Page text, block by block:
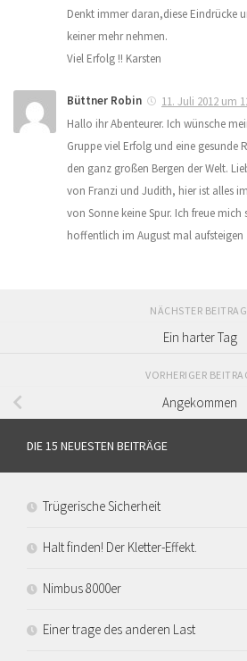
Denkt immer daran,diese Eindrücke
keiner mehr nehmen.
Viel Erfolg !! Karsten
Büttner Robin
11. Juli 2012 um
Hallo ihr Abenteurer. Ich wünsche
Gruppe viel Erfolg und eine gesunde
den ganz großen Bergen der Welt.
von Franzi und Judith, hier ist alles
von Sonne keine Spur. Ich freue
hoffentlich im August mal aufsteigen
NÄCHSTER BEITRAG
Ein harter Tag
VORHERIGER
Angekommen
DIE 15 NEUESTEN BEITRÄGE
Trügerische Sicherheit
Halt finden! Der Kletter-Effekt.
Nimbus 8000er
Einer trage des anderen Last